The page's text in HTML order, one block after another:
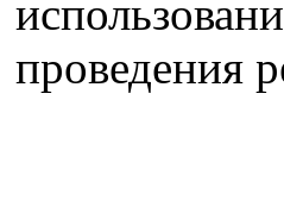
проведения